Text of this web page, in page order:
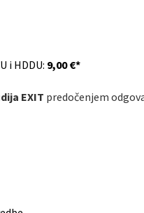
i HDDU: 9,00 €*
EXIT predočenjem